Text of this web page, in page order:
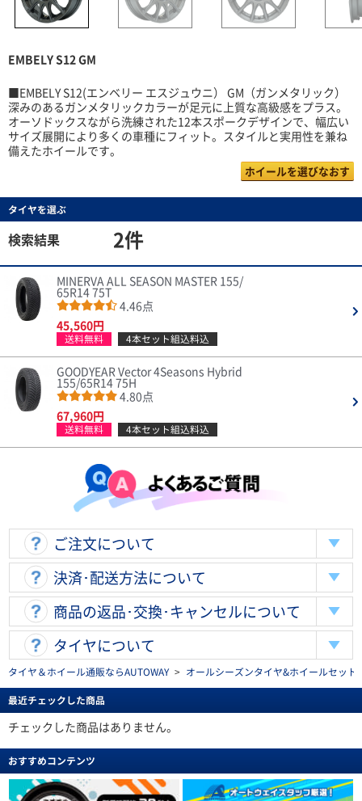
EMBELY S12 GM
■EMBELY S12(エンベリー エスジュウニ） GM（ガンメタリック）
深みのあるガンメタリックカラーが足元に上質な高級感をプラス。
オーソドックスながら洗練された12本スポークデザインで、幅広い
サイズ展開により多くの車種にフィット。スタイルと実用性を兼ね
備えたホイールです。
ホイールを選びなおす
タイヤを選ぶ
検索結果 2件
MINERVA ALL SEASON MASTER 155/
65R14 75T
4.46点
45,560円
送料無料 4本セット組込料込
GOODYEAR Vector 4Seasons Hybrid
155/65R14 75H
4.80点
67,960円
送料無料 4本セット組込料込
ご注文について
決済･配送方法について
商品の返品･交換･キャンセルについて
タイヤについて
タイヤ＆ホイール通販ならAUTOWAY > オールシーズンタイヤ&ホイールセッ
最近チェックした商品
チェックした商品はありません。
おすすめコンテンツ